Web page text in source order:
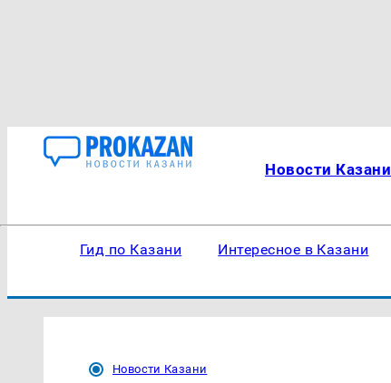
Новости Казани
Гид по Казани Интересное в Казани
Новости Казани